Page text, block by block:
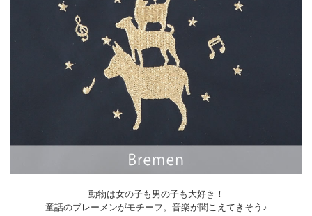
動物は女の子も男の子も大好き！
童話のブレーメンがモチーフ。音楽が聞こえてきそう♪